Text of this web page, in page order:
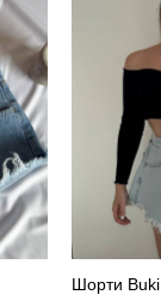
Шорти Buki